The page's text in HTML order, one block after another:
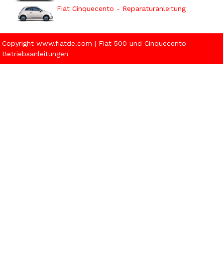
Fiat Cinquecento - Reparaturanleitung
Copyright www.fiatde.com | Fiat 500 und Cinquecento
Betriebsanleitungen